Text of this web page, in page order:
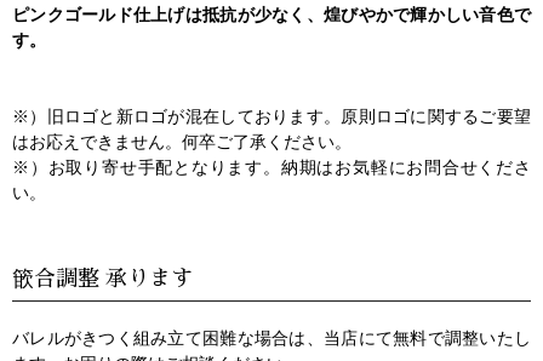
ピンクゴールド仕上げは抵抗が少なく、煌びやかで輝かしい音色で
す。
※）旧ロゴと新ロゴが混在しております。原則ロゴに関するご要望
はお応えできません。何卒ご了承ください。
※）お取り寄せ手配となります。納期はお気軽にお問合せくださ
い。
篏合調整 承ります
バレルがきつく組み立て困難な場合は、当店にて無料で調整いたし